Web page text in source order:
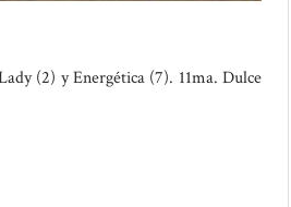
(2) y Energética (7). 11ma. Dulce